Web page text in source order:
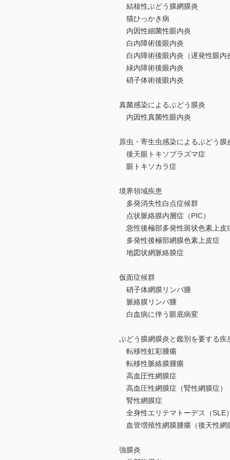
結核性ぶどう膜網膜炎
猫ひっかき病
内因性細菌性眼内炎
白内障術後眼内炎
白内障術後眼内炎（遅発性眼内
緑内障術後眼内炎
硝子体術後眼内炎
真菌感染によるぶどう膜炎
内因性真菌性眼内炎
原虫・寄生虫感染によるぶどう膜
後天眼トキソプラズマ症
眼トキソカラ症
境界領域疾患
多発消失性白点症候群
点状脈絡膜内層症（PIC）
急性後極部多発性斑状色素上皮
多発性後極部網膜色素上皮症
地図状網脈絡膜症
仮面症候群
硝子体網膜リンパ腫
脈絡膜リンパ腫
白血病に伴う眼底病変
ぶどう膜網膜炎と鑑別を要する疾
転移性虹彩腫瘍
転移性脈絡膜腫瘍
高血圧性網膜症
高血圧性網膜症（腎性網膜症）
腎性網膜症
全身性エリテマトーデス（SLE
血管増殖性網膜腫瘍（後天性網
強膜炎